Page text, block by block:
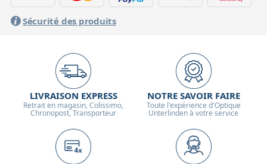
Sécurité des produits
LIVRAISON EXPRESS
Retrait en magasin, Colissimo,
Chronopost, Transporteur
NOTRE SAVOIR FAIRE
Toute l'expérience d'Optique
Unterlinden à votre service